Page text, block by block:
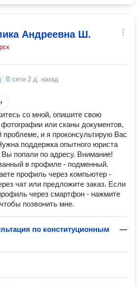
Андреевна Ш.
В сети 2 д. назад
со мной, опишите свою
или сканы документов,
и я проконсультирую Вас
поддержка опытного юриста
Вы попали по адресу. Внимание!
в профиле - подменный.
профиль через компьютер -
чат или предложите заказ. Если
через смартфон - нажмите
позвонить мне.
по конституционным
—